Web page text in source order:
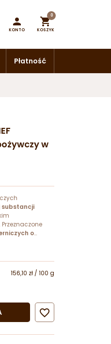

KONTO

0
KOSZYK
Płatność
w
substancji
o
156,10 zł / 100 g
